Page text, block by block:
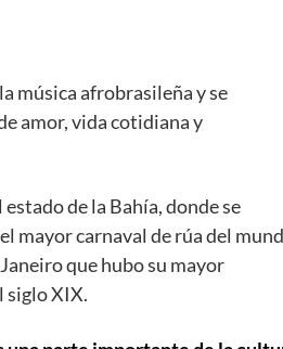
música afrobrasileña y se
amor, vida cotidiana y
de la Bahía, donde se
mayor carnaval de rúa del
que hubo su mayor
siglo XIX.